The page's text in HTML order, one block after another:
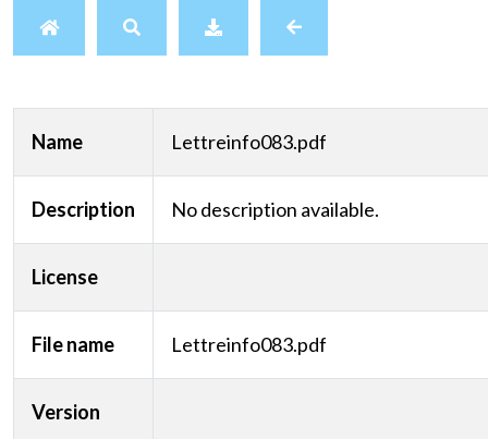
Name Lettreinfo083.pdf
Description No description available.
License
File name Lettreinfo083.pdf
Version